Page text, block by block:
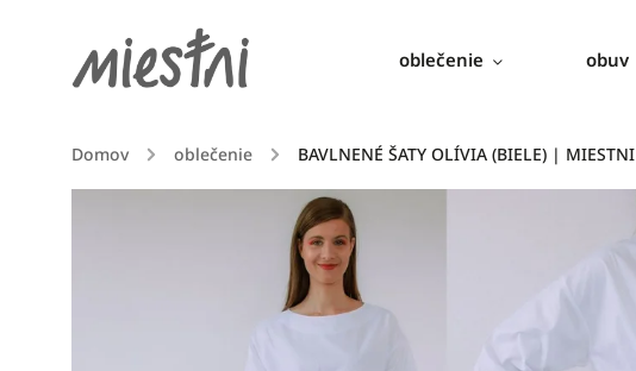
oblečenie obuv
Domov / oblečenie / BAVLNENÉ ŠATY OLÍVIA (BIELE) | MIESTNI